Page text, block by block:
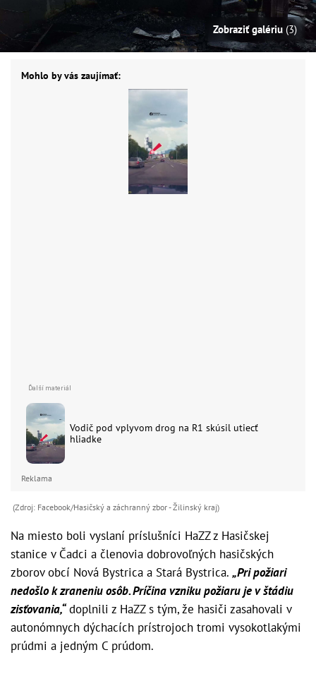
Zobraziť galériu (3)
Mohlo by vás zaujímať:
Vodič pod vplyvom drog na R1 skúsil utiecť
hliadke
Reklama
(Zdroj: Facebook/Hasičský a záchranný zbor - Žilinský kraj)
Na miesto boli vyslaní príslušníci HaZZ z Hasičskej
stanice v Čadci a členovia dobrovoľných hasičských
zborov obcí Nová Bystrica a Stará Bystrica. „Pri požiari
nedošlo k zraneniu osôb. Príčina vzniku požiaru je v štádiu
zisťovania,“doplnili z HaZZ s tým, že hasiči zasahovali v
autonómnych dýchacích prístrojoch tromi vysokotlakými
prúdmi a jedným C prúdom.